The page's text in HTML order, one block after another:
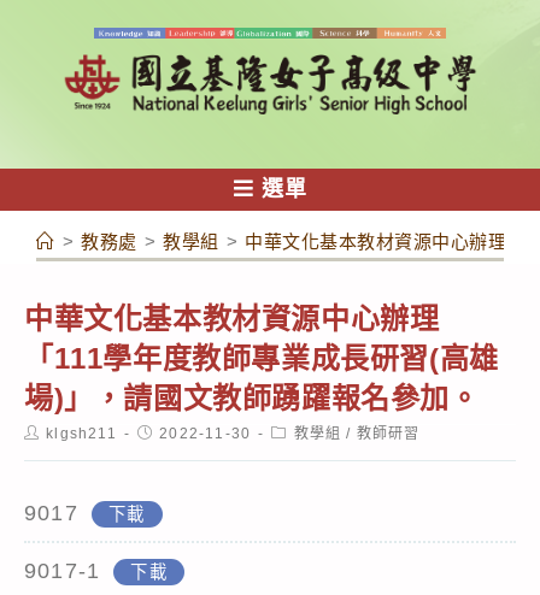
容
選單
> 教務處 > 教學組 > 中華文化基本教材資源中心辦理「
中華文化基本教材資源中心辦理
「111學年度教師專業成長研習(高雄
場)」，請國文教師踴躍報名參加。
Postklgsh211
Post2022-11-30
Post教學組 / 教師研習
9017 下載
9017-1 下載